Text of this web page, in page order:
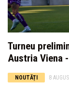
Turneu
Austria Viena
NOUTĂȚI 8